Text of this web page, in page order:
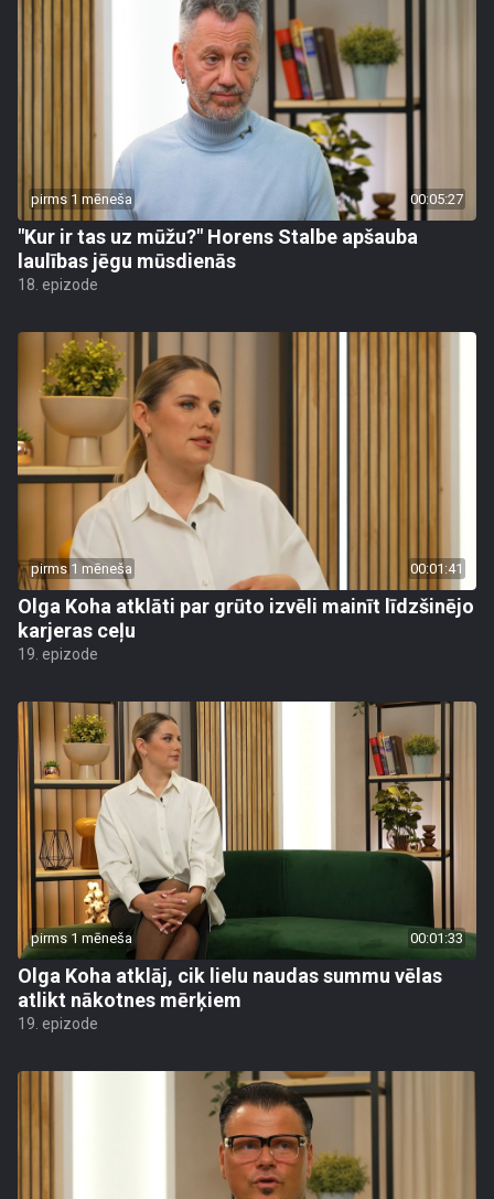
pirms 1 mēneša 00:05:27
"Kur ir tas uz mūžu?" Horens Stalbe apšauba
laulības jēgu mūsdienās
18. epizode
pirms 1 mēneša 00:01:41
Olga Koha atklāti par grūto izvēli mainīt līdzšinējo
karjeras ceļu
19. epizode
pirms 1 mēneša 00:01:33
Olga Koha atklāj, cik lielu naudas summu vēlas
atlikt nākotnes mērķiem
19. epizode